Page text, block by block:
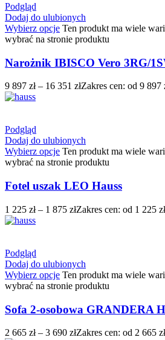
Podgląd
Dodaj do ulubionych
Wybierz opcje Ten produkt ma wiele
wybrać na stronie produktu
Narożnik IBISCO Vero 3RG/
9 897 zł – 16 351 złZakres cen: od 9 897
Podgląd
Dodaj do ulubionych
Wybierz opcje Ten produkt ma wiele
wybrać na stronie produktu
Fotel uszak LEO Hauss
1 225 zł – 1 875 złZakres cen: od 1 225
Podgląd
Dodaj do ulubionych
Wybierz opcje Ten produkt ma wiele
wybrać na stronie produktu
Sofa 2-osobowa GRANDERA
2 665 zł – 3 690 złZakres cen: od 2 665